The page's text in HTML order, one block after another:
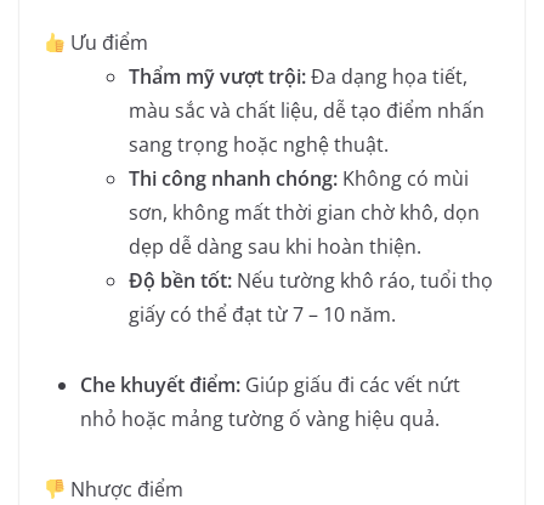
Ưu điểm
Thẩm mỹ vượt trội:Đa dạng họa tiết,
màu sắc và chất liệu, dễ tạo điểm nhấn
sang trọng hoặc nghệ thuật.
Thi công nhanh chóng: Không có mùi
sơn, không mất thời gian chờ khô, dọn
dẹp dễ dàng sau khi hoàn thiện.
Độ bền tốt: Nếu tường khô ráo, tuổi thọ
giấy có thể đạt từ 7 – 10 năm.
Che khuyết điểm: Giúp giấu đi các vết nứt
nhỏ hoặc mảng tường ố vàng hiệu quả.
Nhược điểm